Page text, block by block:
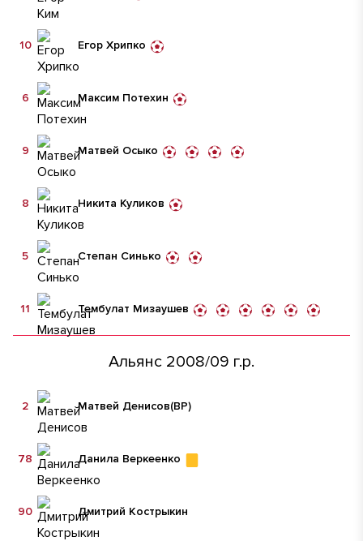
Егор Хрипко
10
Максим Потехин
6
Матвей Осыко
9
Никита Куликов
8
Степан Синько
5
Тембулат Мизаушев
11
Альянс 2008/09 г.р.
Матвей Денисов(ВР)
2
Данила Веркеенко
78
Дмитрий Кострыкин
90